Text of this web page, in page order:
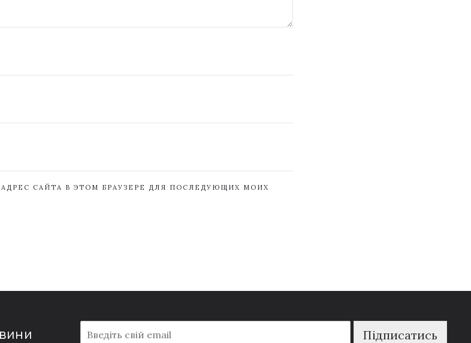
САЙТА В ЭТОМ БРАУЗЕРЕ ДЛЯ ПОСЛЕДУЮЩИХ МОИХ
m
Підписатись